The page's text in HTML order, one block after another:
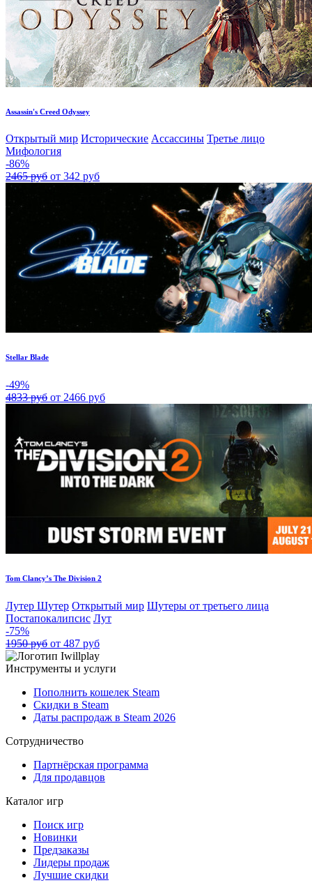
Assassin's Creed Odyssey
Открытый мир Исторические Ассассины Третье лицо
Мифология
-86%
2465 руб от 342 руб
Stellar Blade
-49%
4833 руб от 2466 руб
Tom Clancy’s The Division 2
Лутер Шутер Открытый мир Шутеры от третьего лица
Постапокалипсис Лут
-75%
1950 руб от 487 руб
Инструменты и услуги
Пополнить кошелек Steam
Скидки в Steam
Даты распродаж в Steam 2026
Сотрудничество
Партнёрская программа
Для продавцов
Каталог игр
Поиск игр
Новинки
Предзаказы
Лидеры продаж
Лучшие скидки